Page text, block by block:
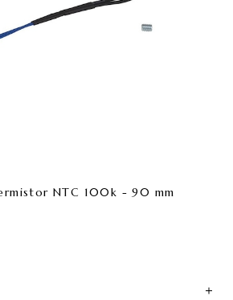
NTC 100k - 90 mm